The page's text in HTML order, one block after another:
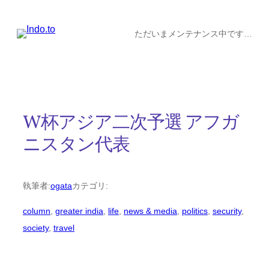
ただいまメンテナンス中です…
W杯アジア二次予選 アフガ
ニスタン代表
執筆者:ogataカテゴリ:
column, greater india, life, news & media, politics, security
society, travel